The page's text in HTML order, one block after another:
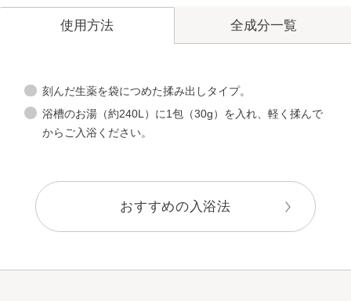
使用方法
刻んだ生薬を袋につめた揉み出しタイプ。
浴槽のお湯（約240L）に1包（30g）を入れ、軽く揉んで
からご入浴ください。
おすすめの入浴法
全成分一覧